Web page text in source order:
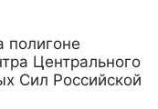
Центрального
Сил Российской